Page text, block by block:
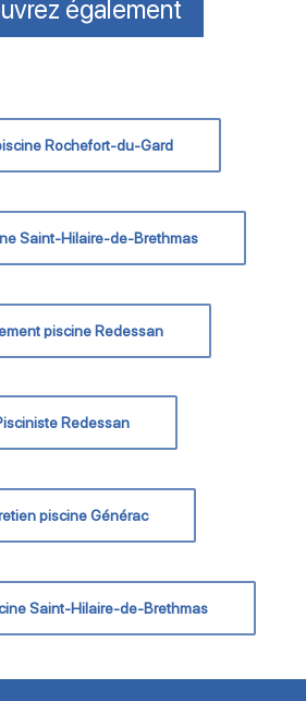
également
Rochefort-du-Gard
Saint-Hilaire-de-Brethmas
piscine Redessan
Redessan
piscine Générac
Saint-Hilaire-de-Brethmas